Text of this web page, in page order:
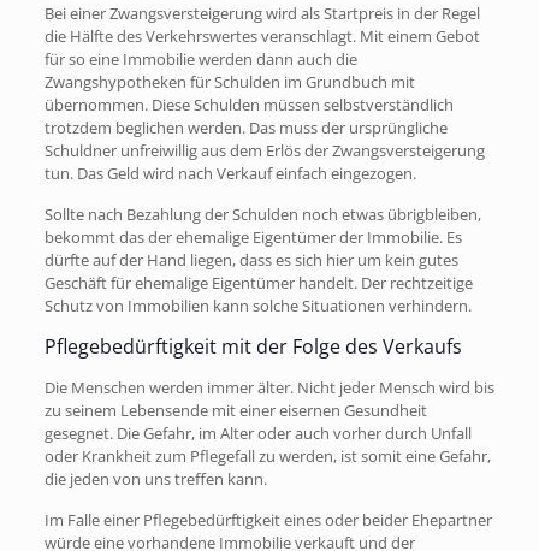
Bei einer Zwangsversteigerung wird als Startpreis in der Regel
die Hälfte des Verkehrswertes veranschlagt. Mit einem Gebot
für so eine Immobilie werden dann auch die
Zwangshypotheken für Schulden im Grundbuch mit
übernommen. Diese Schulden müssen selbstverständlich
trotzdem beglichen werden. Das muss der ursprüngliche
Schuldner unfreiwillig aus dem Erlös der Zwangsversteigerung
tun. Das Geld wird nach Verkauf einfach eingezogen.
Sollte nach Bezahlung der Schulden noch etwas übrigbleiben,
bekommt das der ehemalige Eigentümer der Immobilie. Es
dürfte auf der Hand liegen, dass es sich hier um kein gutes
Geschäft für ehemalige Eigentümer handelt. Der rechtzeitige
Schutz von Immobilien kann solche Situationen verhindern.
Pflegebedürftigkeit mit der Folge des Verkaufs
Die Menschen werden immer älter. Nicht jeder Mensch wird bis
zu seinem Lebensende mit einer eisernen Gesundheit
gesegnet. Die Gefahr, im Alter oder auch vorher durch Unfall
oder Krankheit zum Pflegefall zu werden, ist somit eine Gefahr,
die jeden von uns treffen kann.
Im Falle einer Pflegebedürftigkeit eines oder beider Ehepartner
würde eine vorhandene Immobilie verkauft und der